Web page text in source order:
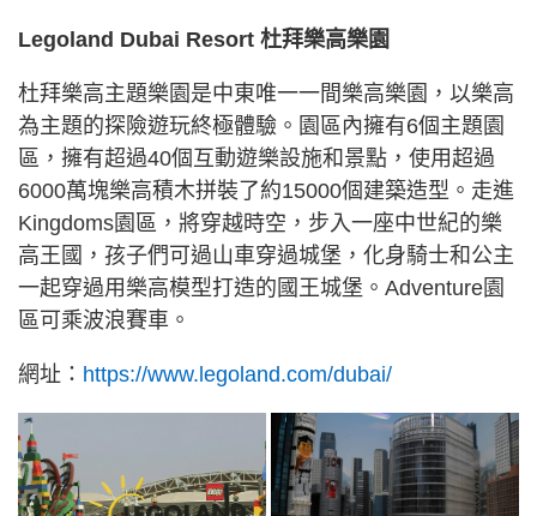
Legoland Dubai Resort 杜拜樂高樂園
杜拜樂高主題樂園是中東唯一一間樂高樂園，以樂高
為主題的探險遊玩終極體驗。園區內擁有6個主題園
區，擁有超過40個互動遊樂設施和景點，使用超過
6000萬塊樂高積木拼裝了約15000個建築造型。走進
Kingdoms園區，將穿越時空，步入一座中世紀的樂
高王國，孩子們可過山車穿過城堡，化身騎士和公主
一起穿過用樂高模型打造的國王城堡。Adventure園
區可乘波浪賽車。
網址： https://www.legoland.com/dubai/